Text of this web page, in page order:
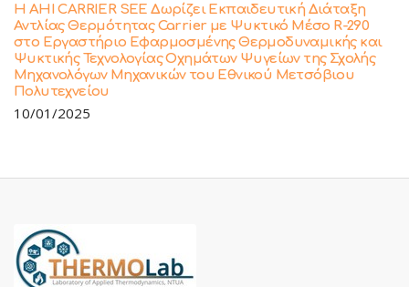
Η ΑΗΙ CARRIER SEE Δωρίζει Εκπαιδευτική Διάταξη
Αντλίας Θερμότητας Carrier με Ψυκτικό Μέσο R-290
στο Εργαστήριο Εφαρμοσμένης Θερμοδυναμικής και
Ψυκτικής Τεχνολογίας Οχημάτων Ψυγείων της Σχολής
Μηχανολόγων Μηχανικών του Εθνικού Μετσόβιου
Πολυτεχνείου
10/01/2025